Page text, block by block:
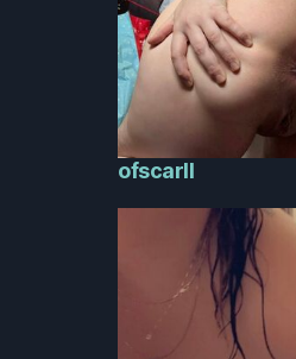
ofscarll